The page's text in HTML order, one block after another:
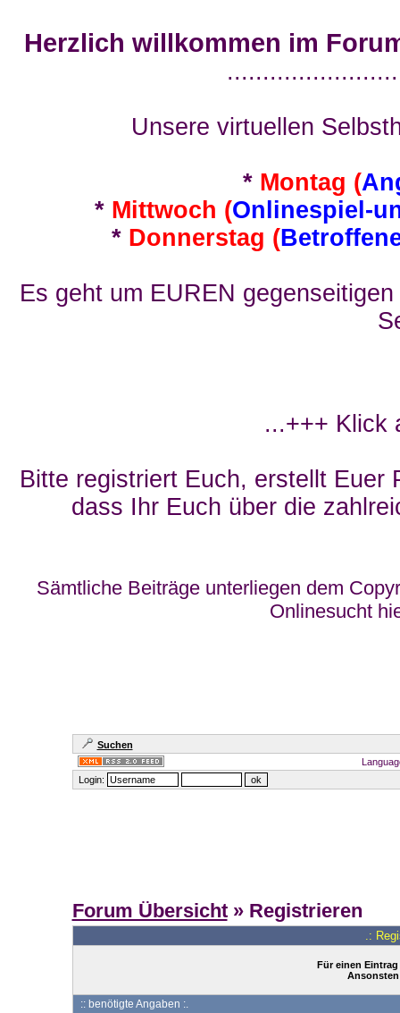
Herzlich willkommen im
Unsere virtuellen
* Montag (
* Mittwoch (Onlinespiel-
* Donnerstag (
Es geht um EUREN
...+++ Klick
Bitte registriert Euch, erstellt Euer
dass Ihr Euch über die
Sämtliche Beiträge unterliegen dem
Onlinesucht
Suchen
Login:
Forum Übersicht» Registrieren
.:
Für einen
:: benötigte Angaben :.